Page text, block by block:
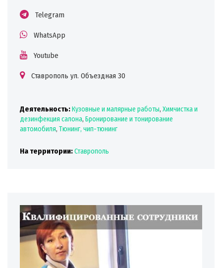
Telegram
WhatsApp
Youtube
Ставрополь ул. Объездная 30
Деятельность:Кузовные и малярные работы, Химчистка и
дезинфекция салона, Бронирование и тонирование
автомобиля, Тюнинг, чип-тюнинг
На территории:Ставрополь